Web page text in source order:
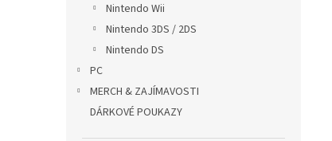
Nintendo Wii
Nintendo 3DS / 2DS
Nintendo DS
PC
MERCH & ZAJÍMAVOSTI
DÁRKOVÉ POUKAZY